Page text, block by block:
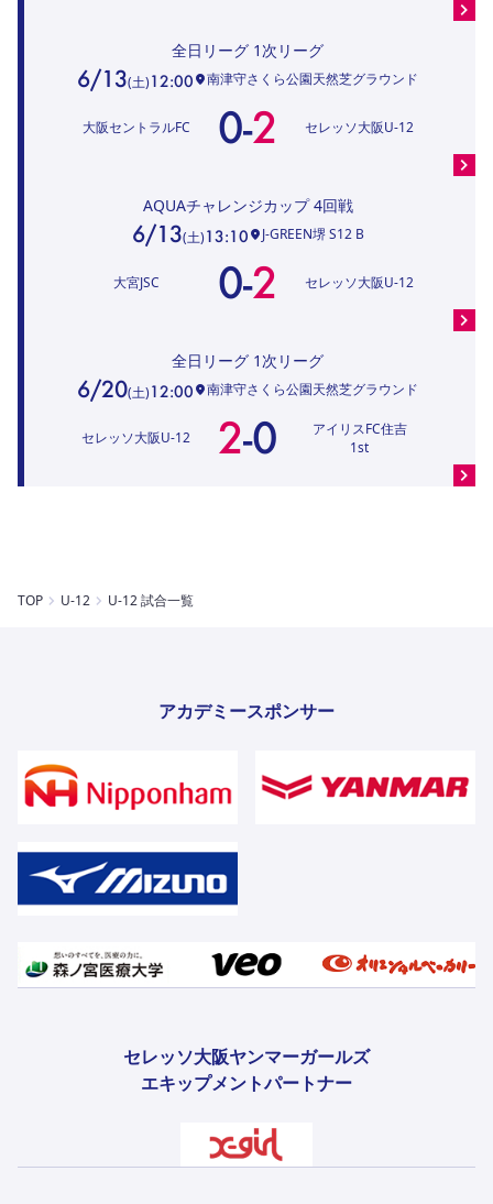
全日リーグ 1次リーグ
6/13(土)12:00 南津守さくら公園天然芝グラウンド
セレッソ大阪U-12
2
-
0
大阪セントラルFC
AQUAチャレンジカップ 4回戦
6/13(土)13:10 J-GREEN堺 S12 B
セレッソ大阪U-12
2
-
0
大宮JSC
全日リーグ 1次リーグ
6/20(土)12:00 南津守さくら公園天然芝グラウンド
セレッソ大阪U-12 2-0
アイリスFC住吉
1st
TOP U-12 U-12 試合一覧
アカデミースポンサー
セレッソ大阪ヤンマーガールズ
エキップメントパートナー